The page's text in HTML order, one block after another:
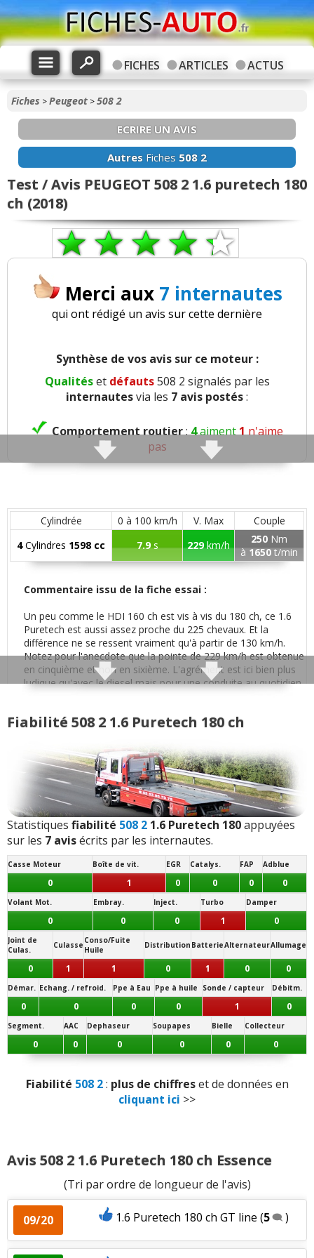
FICHES ARTICLES ACTUS
Fiches >Peugeot >508 2
ECRIRE UN AVIS
Autres Fiches 508 2
Test / Avis PEUGEOT 508 2 1.6 puretech 180
ch (2018)
Merci aux 7 internautes
qui ont rédigé un avis sur cette dernière
Synthèse de vos avis sur ce moteur :
Qualitéset défauts508 2 signalés par les
internautesvia les 7 avis postés:
Comportement routier:4aiment1n'aime
pas
Rayon de braquage:1aime
Agrément:2aiment 3n'aiment pas
Confort global :3aiment 2 n'aiment pas
Confort des sièges :1aime2n'aiment pas
Insonorisation et bruit perçu:1aime1
n'aime pas
Bruits parasites:1n'aime pas
Finition / qualité des plastiques:1aime2
n'aiment pas
Vieillissement des plastiques:1n'aime pas
Qualité des assemblages:3n'aiment pas
Présentation intérieure :1
Qualité son/autoradio:1n'aime pas
Habitabilité:1aime
Position de conduite aiment
Volume de coffre:3aiment1n'aime pas
Nombre de rangements
Couple moteur:1n'aime pas
Consommation:6aiment 1n'aime pas
Boîte de vitesses (agrément, longueur des
Cylindrée 0 à 100 km/h V. Max
Couple
4Cylindres 1598 cc 7.9s 229km/h 250 Nm
à1650t/min
Commentaire issu de la fiche essai :
Un peu comme le HDI 160 ch est vis à vis du 180 ch, ce 1.6
Puretech est aussi assez proche du 225 chevaux. Et la
différence ne se ressent vraiment qu'à partir de 130 km/h.
Notez pour l'anecdote que la pointe de 229 km/h est obtenue
en cinquième et non en sixième. L'agrément est ici bien plus
ludique qu'avec le diesel mais pour une conduite au quotidien
Poids moyen (dépend des équipements):
Motricité :
Traction (avant)
Typé sous-vireur: surpoids à l'avant)
Transmission(s) disponibles(s) :
Automatique8 vitesses
- (boîte auto EAT8 à convertisseur)
Jantes disponibles de série :
17 pouces
- (
Note des internautes :
11.9/20
Panne la plus signalée :
crémaillère de direction
Fiabilité 508 2 1.6 Puretech 180 ch
Statistiques fiabilité 508 2 1.6 Puretech 180appuyées
sur les 7 avisécrits par les internautes.
Casse Moteur Boîte de vit. EGR Catalys. FAP Adblue
0 1 0 0 0 0
Volant Mot. Embray. Inject. Turbo Damper
0 0 0 1 0
Joint de
Culas.
Culasse Conso/Fuite
Huile
Distribution BatterieAlternateurAllumage
0 1 1 0 1 0 0
Démar. Echang. / refroid. Ppe à Eau Ppe à huile Sonde / capteur Débitm.
0 0 0 0 1 0
Segment. AAC Dephaseur Soupapes Bielle Collecteur
0 0 0 0 0 0
Fiabilité 508 2: plus de chiffreset de données en
cliquant ici >>
Avis 508 2 1.6 Puretech 180 ch Essence
(Tri par ordre de longueur de l'avis)
09/20 1.6 Puretech 180 ch GT line (5 )